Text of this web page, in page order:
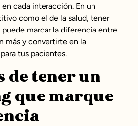
cada interacción. En un
como el de la salud, tener
puede marcar la diferencia entre
más y convertirte en la
tus pacientes.
de tener un
que marque